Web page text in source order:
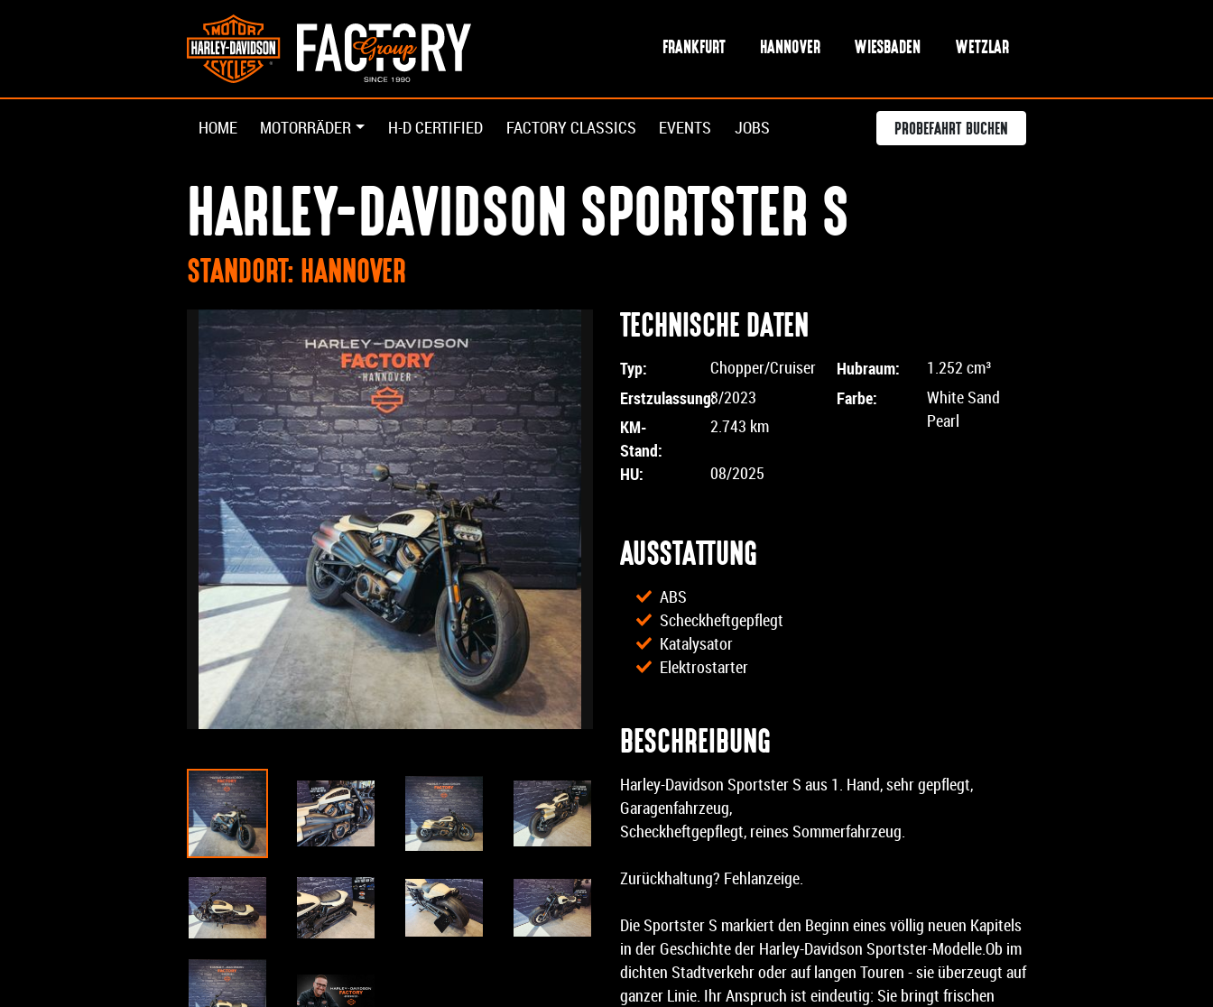
FRANKFURT HANNOVER WIESBADEN WETZLAR
HOME MOTORRÄDER H-D CERTIFIED FACTORY CLASSICS EVENTS JOBS PROBEFAHRT BUCHEN
HARLEY-DAVIDSON SPORTSTER S
STANDORT: HANNOVER
TECHNISCHE DATEN
Typ: Chopper/Cruiser
Erstzulassung:8/2023
KM-
Stand:
2.743 km
HU: 08/2025
Hubraum: 1.252 cm³
Farbe:
White Sand
Pearl
AUSSTATTUNG
ABS
Scheckheftgepflegt
Katalysator
Elektrostarter
BESCHREIBUNG
Harley-Davidson Sportster S aus 1. Hand, sehr gepflegt,
Garagenfahrzeug,
Scheckheftgepflegt, reines Sommerfahrzeug.
Zurückhaltung? Fehlanzeige.
Die Sportster S markiert den Beginn eines völlig neuen Kapitels
in der Geschichte der Harley-Davidson Sportster-Modelle.Ob im
dichten Stadtverkehr oder auf langen Touren - sie überzeugt auf
ganzer Linie. Ihr Anspruch ist eindeutig: Sie bringt frischen